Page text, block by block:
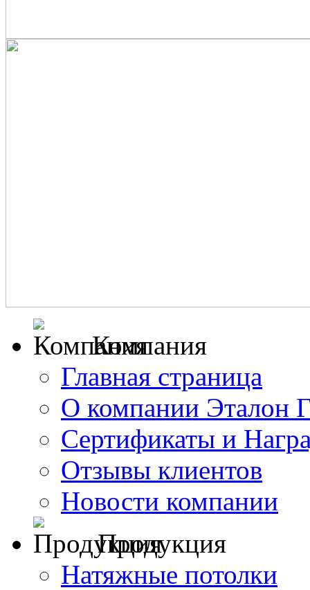
Компания
Главная страница
О компании Эталон
Сертификаты и
Отзывы клиентов
Новости компании
Продукция
Натяжные потолки